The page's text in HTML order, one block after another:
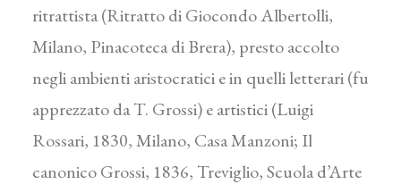
ritrattista (Ritratto di Giocondo Albertolli,
Milano, Pinacoteca di Brera), presto accolto
negli ambienti aristocratici e in quelli letterari (fu
apprezzato da T. Grossi) e artistici (Luigi
Rossari, 1830, Milano, Casa Manzoni; Il
canonico Grossi, 1836, Treviglio, Scuola d’Arte